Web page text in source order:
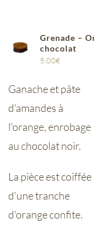
Grenade –
chocolat
5,00€
Ganache et pâte
d'amandes à
l'orange, enrobage
au chocolat noir.
La pièce est coiffée
d'une tranche
d'orange confite.